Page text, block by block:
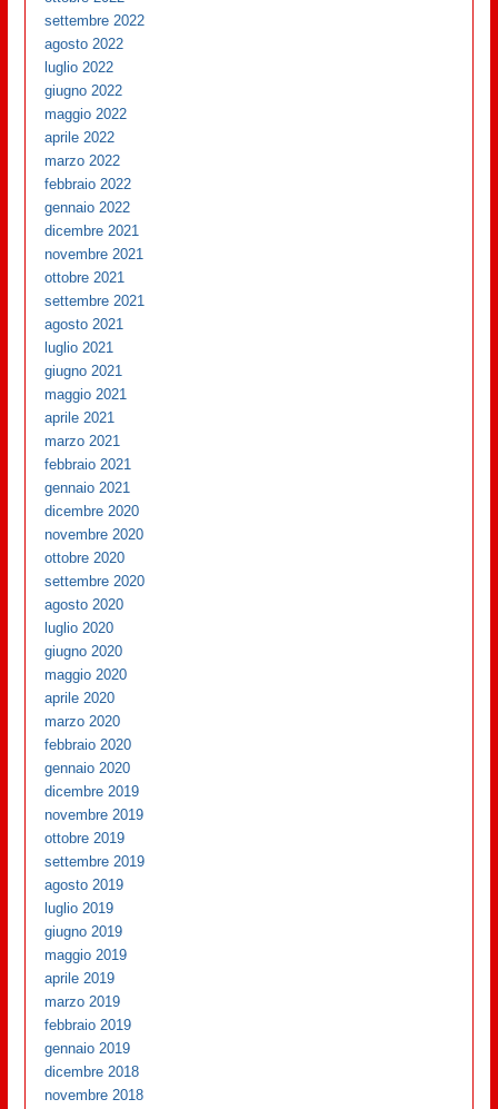
settembre 2022
agosto 2022
luglio 2022
giugno 2022
maggio 2022
aprile 2022
marzo 2022
febbraio 2022
gennaio 2022
dicembre 2021
novembre 2021
ottobre 2021
settembre 2021
agosto 2021
luglio 2021
giugno 2021
maggio 2021
aprile 2021
marzo 2021
febbraio 2021
gennaio 2021
dicembre 2020
novembre 2020
ottobre 2020
settembre 2020
agosto 2020
luglio 2020
giugno 2020
maggio 2020
aprile 2020
marzo 2020
febbraio 2020
gennaio 2020
dicembre 2019
novembre 2019
ottobre 2019
settembre 2019
agosto 2019
luglio 2019
giugno 2019
maggio 2019
aprile 2019
marzo 2019
febbraio 2019
gennaio 2019
dicembre 2018
novembre 2018